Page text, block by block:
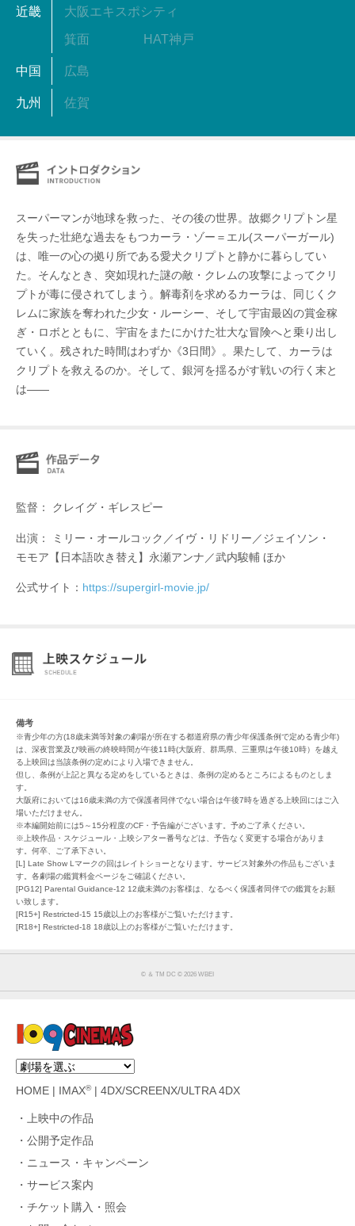
近畿 大阪エキスポシティ
箕面 HAT神戸
中国 広島
九州 佐賀
スーパーマンが地球を救った、その後の世界。故郷クリプトン星
を失った壮絶な過去をもつカーラ・ゾー＝エル(スーパーガール)
は、唯一の心の拠り所である愛犬クリプトと静かに暮らしてい
た。そんなとき、突如現れた謎の敵・クレムの攻撃によってクリ
プトが毒に侵されてしまう。解毒剤を求めるカーラは、同じくク
レムに家族を奪われた少女・ルーシー、そして宇宙最凶の賞金稼
ぎ・ロボとともに、宇宙をまたにかけた壮大な冒険へと乗り出し
ていく。残された時間はわずか《3日間》。果たして、カーラは
クリプトを救えるのか。そして、銀河を揺るがす戦いの行く末と
は――
監督： クレイグ・ギレスピー
出演： ミリー・オールコック／イヴ・リドリー／ジェイソン・
モモア【日本語吹き替え】永瀬アンナ／武内駿輔 ほか
公式サイト： https://supergirl-movie.jp/
備考
※青少年の方(18歳未満等対象の劇場が所在する都道府県の青少年保護条例で定める青少年)
は、深夜営業及び映画の終映時間が午後11時(大阪府、群馬県、三重県は午後10時）を越え
る上映回は当該条例の定めにより入場できません。
但し、条例が上記と異なる定めをしているときは、条例の定めるところによるものとしま
す。
大阪府においては16歳未満の方で保護者同伴でない場合は午後7時を過ぎる上映回にはご入
場いただけません。
※本編開始前には5～15分程度のCF・予告編がございます。予めご了承ください。
※上映作品・スケジュール・上映シアター番号などは、予告なく変更する場合がありま
す。何卒、ご了承下さい。
[L] Late Show Lマークの回はレイトショーとなります。サービス対象外の作品もございま
す。各劇場の鑑賞料金ページをご確認ください。
[PG12] Parental Guidance-12 12歳未満のお客様は、なるべく保護者同伴での鑑賞をお願
い致します。
[R15+] Restricted-15 15歳以上のお客様がご覧いただけます。
[R18+] Restricted-18 18歳以上のお客様がご覧いただけます。
© ＆ TM DC © 2026 WBEI
HOME IMAX®| 4DX/SCREENX/ULTRA 4DX
上映中の作品
公開予定作品
ニュース・キャンペーン
サービス案内
チケット購入・照会